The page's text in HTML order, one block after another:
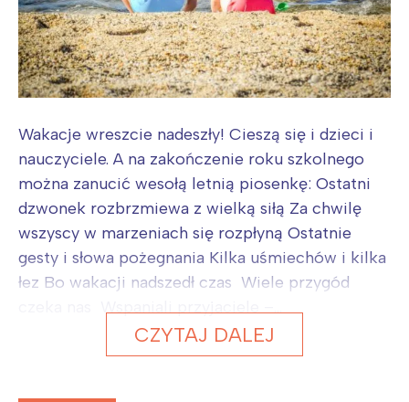
Wakacje wreszcie nadeszły! Cieszą się i dzieci i
nauczyciele. A na zakończenie roku szkolnego
można zanucić wesołą letnią piosenkę: Ostatni
dzwonek rozbrzmiewa z wielką siłą Za chwilę
wszyscy w marzeniach się rozpłyną Ostatnie
gesty i słowa pożegnania Kilka uśmiechów i kilka
łez Bo wakacji nadszedł czas Wiele przygód
CZYTAJ DALEJ